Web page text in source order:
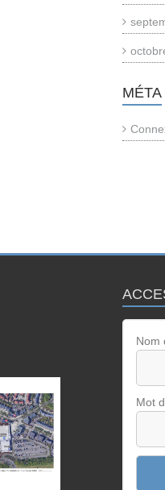
MÉTA
Nom
Mot